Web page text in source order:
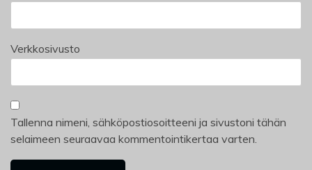
Verkkosivusto
Tallenna nimeni, sähköpostiosoitteeni ja sivustoni tähän
selaimeen seuraavaa kommentointikertaa varten.